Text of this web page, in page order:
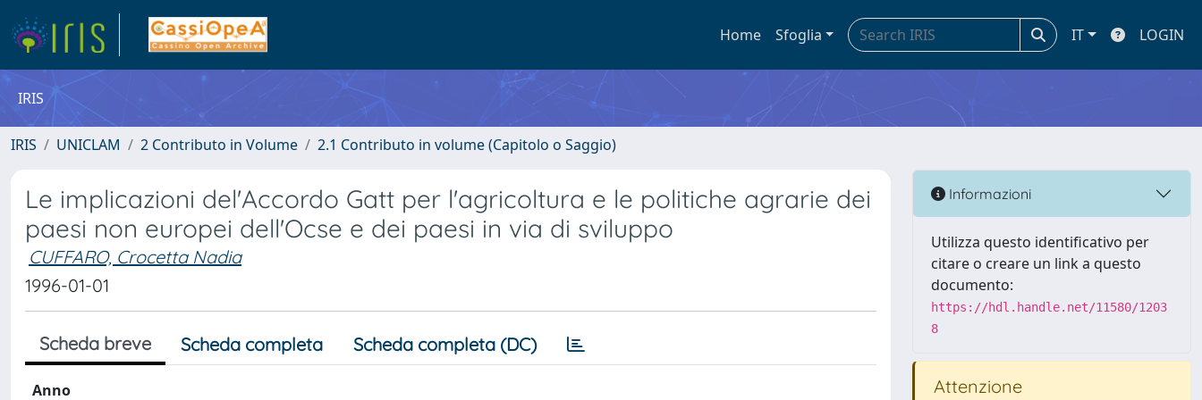
Home Sfoglia IT LOGIN
IRIS
IRIS UNICLAM 2 Contributo in Volume 2.1 Contributo in volume (Capitolo o Saggio)
Le implicazioni del'Accordo Gatt per l'agricoltura e le politiche agrarie dei
paesi non europei dell'Ocse e dei paesi in via di sviluppo
CUFFARO, Crocetta Nadia
1996-01-01
Scheda breve Scheda completa Scheda completa (DC)
Anno
Informazioni
Utilizza questo identificativo per
citare o creare un link a questo
documento:
https://hdl.handle.net/11580/1203
8
Attenzione